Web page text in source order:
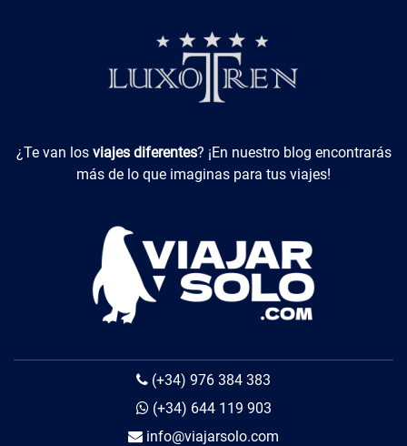
Viajes Diferentes
¿Te van los viajes diferentes? ¡En nuestro blog encontrarás
más de lo que imaginas para tus viajes!
(+34) 976 384 383
(+34) 644 119 903
info@viajarsolo.com